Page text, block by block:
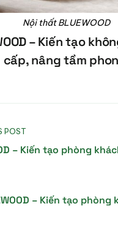
Nội thất BLUEWOOD
– Kiến tạo
cấp, nâng tầm
POST
– Kiến tạo phòng
– Kiến tạo phòng